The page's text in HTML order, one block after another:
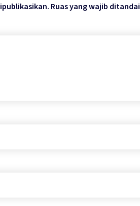
Ruas yang wajib ditandai